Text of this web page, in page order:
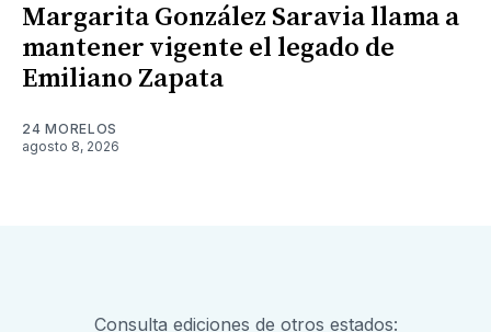
Margarita González Saravia llama a
mantener vigente el legado de
Emiliano Zapata
24 MORELOS
agosto 8, 2026
Consulta ediciones de otros estados: